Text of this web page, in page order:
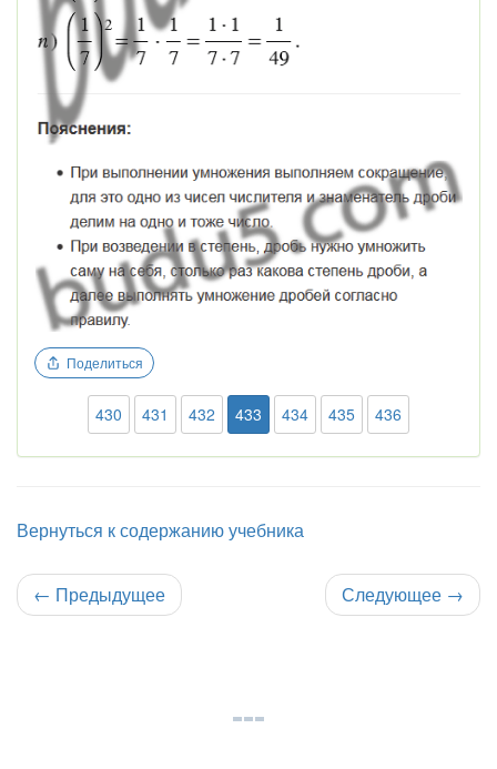
Поделиться
430 431 432 433 434 435 436
Вернуться к содержанию учебника
← Предыдущее Следующее →